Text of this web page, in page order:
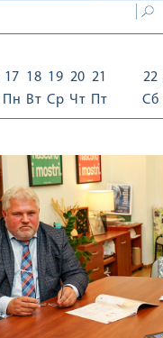
17
Пн
18
Вт
19
Ср
20
Чт
21
Пт
22
Сб